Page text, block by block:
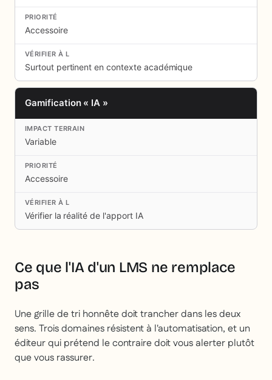
Accessoire
Surtout pertinent en contexte académique
Gamification « IA »
Variable
Accessoire
Vérifier la réalité de l'apport IA
Ce que l'IA d'un LMS ne remplace
pas
Une grille de tri honnête doit trancher dans les deux
sens. Trois domaines résistent à l'automatisation, et un
éditeur qui prétend le contraire doit vous alerter plutôt
que vous rassurer.